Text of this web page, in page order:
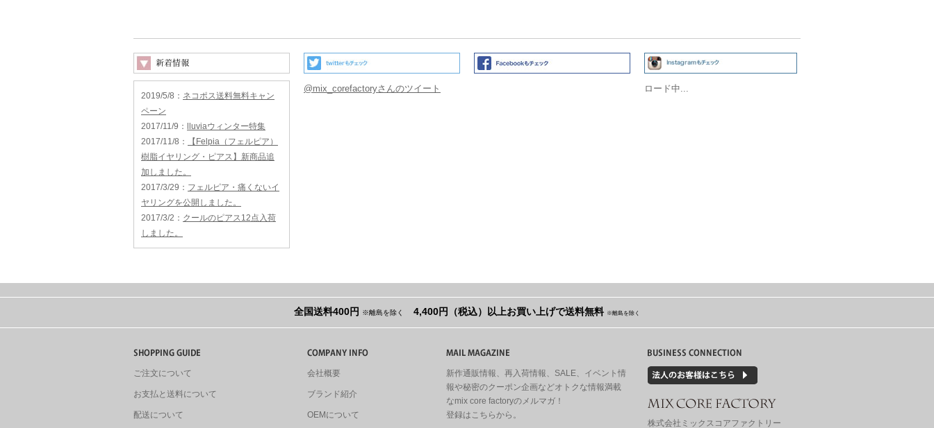
2019/5/8 ： ネコポス送料無料キャン
ペーン
2017/11/9 ：
lluviaウィンター特集
2017/11/8 ：
【Felpia（フェルピア）
樹脂イヤリング・ピアス】新商品追
加しました。
2017/3/29 ： フェルピア・痛くないイ
ヤリングを公開しました。
2017/3/2 ： クールのピアス12点入荷
しました。
@mix_corefactoryさんのツイート ロード中...
全国送料400円 ※離島を除く 4,400円（税込）以上お買い上げで送料無料 ※離島を除く
ご注文について
お支払と送料について
配送について
会社概要
ブランド紹介
OEMについて
新作通販情報、再入荷情報、SALE、イベント情
報や秘密のクーポン企画などオトクな情報満載
なmix core factoryのメルマガ！
登録はこちらから。
株式会社ミックスコアファクトリー